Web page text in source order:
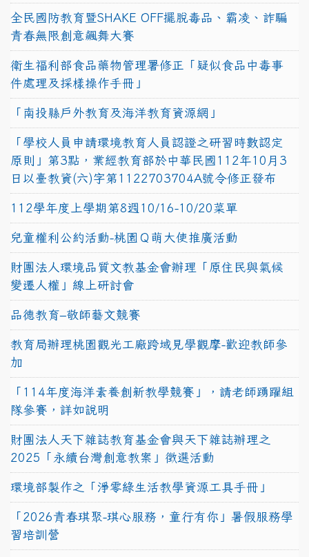
全民國防教育暨SHAKE OFF擺脫毒品、霸凌、詐騙
青春無限創意飆舞大賽
衛生福利部食品藥物管理署修正「疑似食品中毒事
件處理及採樣操作手冊」
「南投縣戶外教育及海洋教育資源網」
「學校人員申請環境教育人員認證之研習時數認定
原則」第3點，業經教育部於中華民國112年10月3
日以臺教資(六)字第1122703704A號令修正發布
112學年度上學期第8週10/16-10/20菜單
兒童權利公約活動-桃園Ｑ萌大使推廣活動
財團法人環境品質文教基金會辦理「原住民與氣候
變遷人權」線上研討會
品德教育–敬師藝文競賽
教育局辦理桃園觀光工廠跨域見學觀摩-歡迎教師參
加
「114年度海洋素養創新教學競賽」，請老師踴躍組
隊參賽，詳如說明
財團法人天下雜誌教育基金會與天下雜誌辦理之
2025「永續台灣創意教案」徵選活動
環境部製作之「淨零綠生活教學資源工具手冊」
「2026青春琪聚-琪心服務，童行有你」暑假服務學
習培訓營